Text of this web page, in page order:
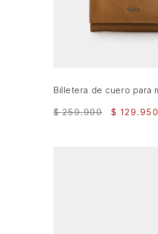
$ 259.900 $ 129.950